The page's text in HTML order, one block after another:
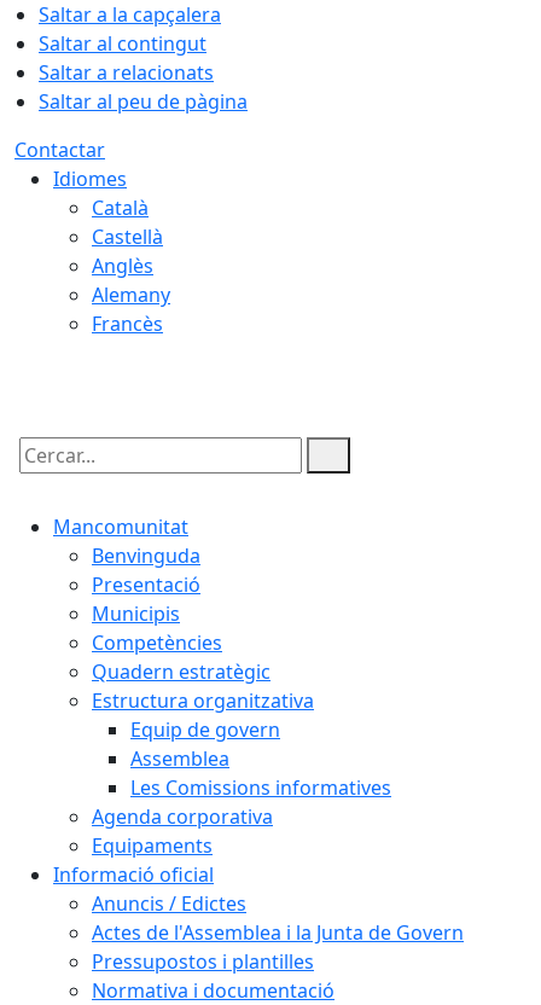
Saltar a la capçalera
Saltar al contingut
Saltar a relacionats
Saltar al peu de pàgina
Contactar
Idiomes
Català
Castellà
Anglès
Alemany
Francès
Cercar:
Mancomunitat
Benvinguda
Presentació
Municipis
Competències
Quadern estratègic
Estructura organitzativa
Equip de govern
Assemblea
Les Comissions informatives
Agenda corporativa
Equipaments
Informació oficial
Anuncis / Edictes
Actes de l'Assemblea i la Junta de Govern
Pressupostos i plantilles
Normativa i documentació